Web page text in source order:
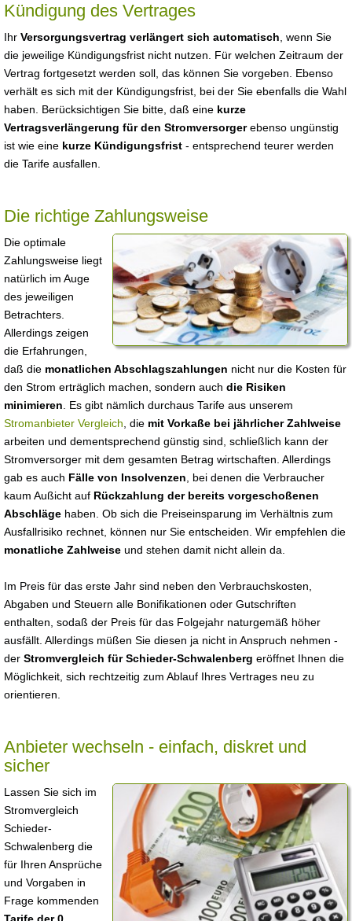
Kündigung des Vertrages
Ihr Versorgungsvertrag verlängert sich automatisch , wenn Sie
die jeweilige Kündigungsfrist nicht nutzen. Für welchen Zeitraum der
Vertrag fortgesetzt werden soll, das können Sie vorgeben. Ebenso
verhält es sich mit der Kündigungsfrist, bei der Sie ebenfalls die Wahl
haben. Berücksichtigen Sie bitte, daß eine kurze
Vertragsverlängerung für den Stromversorgerebenso ungünstig
ist wie eine kurze Kündigungsfrist - entsprechend teurer werden
die Tarife ausfallen.
Die richtige Zahlungsweise
Die optimale
Zahlungsweise liegt
natürlich im Auge
des jeweiligen
Betrachters.
Allerdings zeigen
die Erfahrungen,
daß die monatlichen Abschlagszahlungen nicht nur die Kosten für
den Strom erträglich machen, sondern auch die Risiken
minimieren . Es gibt nämlich durchaus Tarife aus unserem
Stromanbieter Vergleich , die mit Vorkaße bei jährlicher Zahlweise
arbeiten und dementsprechend günstig sind, schließlich kann der
Stromversorger mit dem gesamten Betrag wirtschaften. Allerdings
gab es auch Fälle von Insolvenzen , bei denen die Verbraucher
kaum Außicht auf Rückzahlung der bereits vorgeschoßenen
Abschläge haben. Ob sich die Preiseinsparung im Verhältnis zum
Ausfallrisiko rechnet, können nur Sie entscheiden. Wir empfehlen die
monatliche Zahlweise und stehen damit nicht allein da.
Im Preis für das erste Jahr sind neben den Verbrauchskosten,
Abgaben und Steuern alle Bonifikationen oder Gutschriften
enthalten, sodaß der Preis für das Folgejahr naturgemäß höher
ausfällt. Allerdings müßen Sie diesen ja nicht in Anspruch nehmen -
der Stromvergleich für Schieder-Schwalenberg eröffnet Ihnen die
Möglichkeit, sich rechtzeitig zum Ablauf Ihres Vertrages neu zu
orientieren.
Anbieter wechseln - einfach, diskret und
sicher
Lassen Sie sich im
Stromvergleich
Schieder-
Schwalenberg die
für Ihren Ansprüche
und Vorgaben in
Frage kommenden